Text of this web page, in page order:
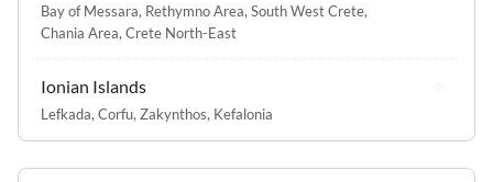
Bay of Messara, Rethymno Area, South West Crete,
Chania Area, Crete North-East
Ionian Islands
Lefkada, Corfu, Zakynthos, Kefalonia